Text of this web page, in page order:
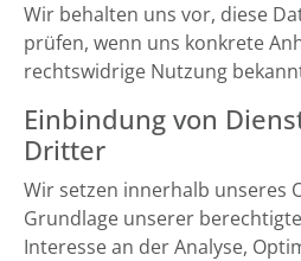
Wir behalten uns vor, diese
prüfen, wenn uns konkrete
rechtswidrige Nutzung
Einbindung von
Dritter
Wir setzen innerhalb unseres
Grundlage unserer
Interesse an der Analyse,